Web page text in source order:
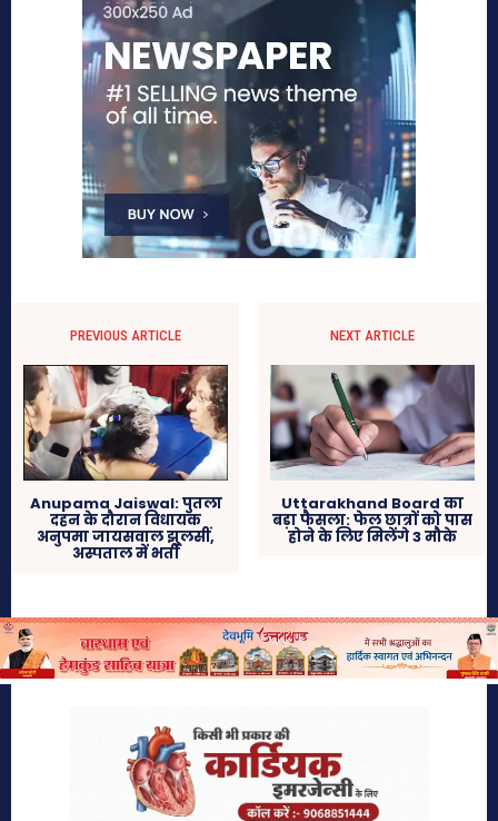
PREVIOUS ARTICLE
Anupama Jaiswal: पुतला
दहन के दौरान विधायक
अनुपमा जायसवाल झुलसीं,
अस्पताल में भर्ती
NEXT ARTICLE
Uttarakhand Board का
बड़ा फैसला: फेल छात्रों को पास
होने के लिए मिलेंगे 3 मौके